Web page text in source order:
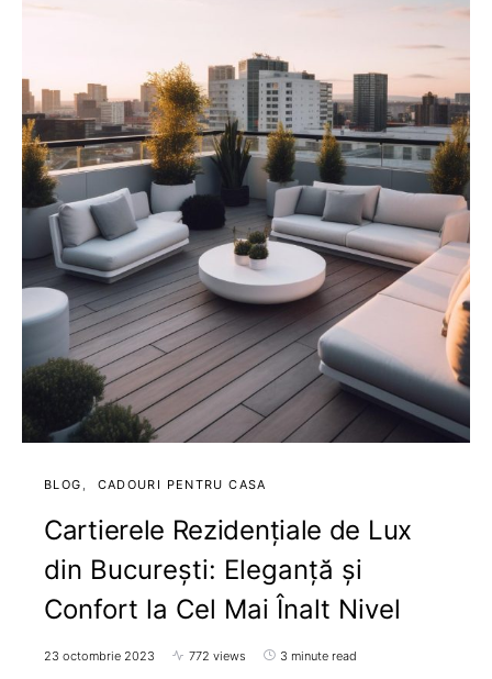
BLOG CADOURI PENTRU CASA
Cartierele Rezidențiale de Lux
din București: Eleganță și
Confort la Cel Mai Înalt Nivel
23 octombrie 2023 772 views 3 minute read